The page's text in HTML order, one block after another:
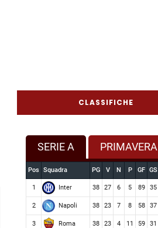
CLASSIFICHE
SERIE A PRIMAVERA
Pos Squadra PG V N P GF GS
1 Inter 38 27 6 5 89 35
2 Napoli 38 23 7 8 58 37
3 Roma 38 23 4 11 59 31